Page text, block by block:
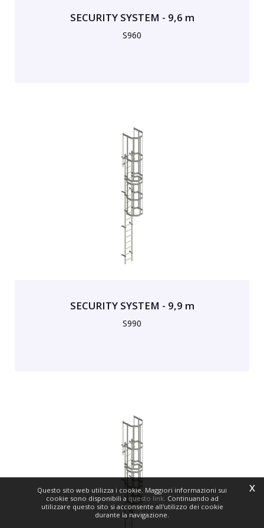
SECURITY SYSTEM - 9,6 m
S960
SECURITY SYSTEM - 9,9 m
S990
x
Questo sito web utilizza i cookie. Maggiori informazioni sui
cookie sono disponibili a questo link. Continuando ad
utilizzare questo sito si acconsente all'utilizzo dei cookie
durante la navigazione.